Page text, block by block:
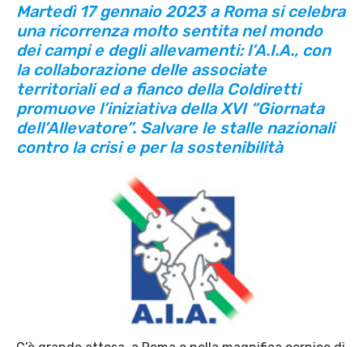
Martedì 17 gennaio 2023 a Roma si celebra
una ricorrenza molto sentita nel mondo
dei campi e degli allevamenti: l’A.I.A., con
la collaborazione delle associate
territoriali ed a fianco della Coldiretti
promuove l’iniziativa della XVI “Giornata
dell’Allevatore”. Salvare le stalle nazionali
contro la crisi e per la sostenibilità